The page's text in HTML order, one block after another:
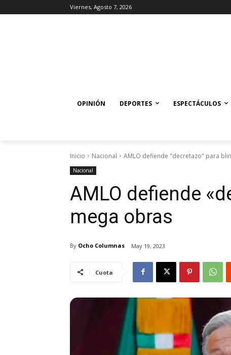
Viernes, Agosto 7, 2026
OPINIÓN DEPORTES ESPECTÁCULOS
Inicio Nacional AMLO defiende "decretazo" para
Nacional
AMLO defiende
mega obras
By Ocho Columnas May 19, 2023
Cuota